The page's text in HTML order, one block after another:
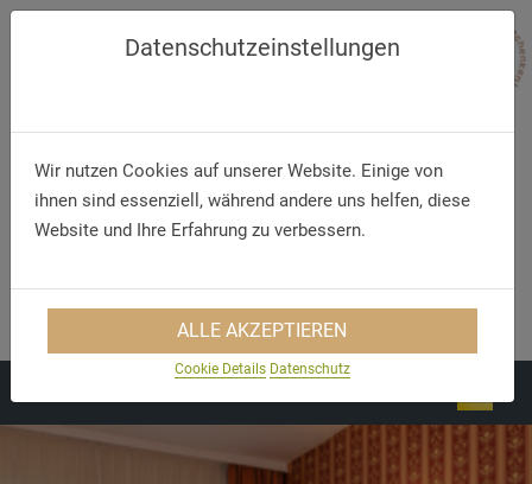
Telephone
E-Mail
info@hotel-kamenz.de
Datenschutzeinstellungen
Wir nutzen Cookies auf unserer Website. Einige von
ihnen sind essenziell, während andere uns helfen, diese
Website und Ihre Erfahrung zu verbessern.
ALLE AKZEPTIEREN
Cookie Details Datenschutz